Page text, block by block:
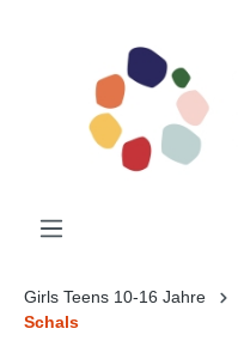
Girls Teens 10-16 Jahre
Schals